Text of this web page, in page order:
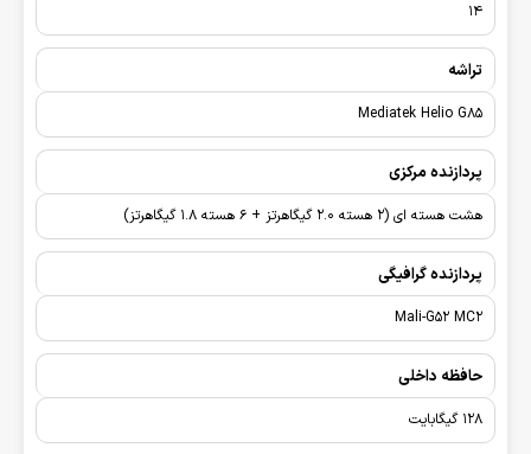
14
تراشه
Mediatek Helio G85
پردازنده مرکزی
هشت هسته ای (2 هسته 2.0 گیگاهرتز + 6 هسته 1.8 گیگاهرتز)
پردازنده گرافیگی
Mali-G52 MC2
حافظه داخلی
128 گیگابایت